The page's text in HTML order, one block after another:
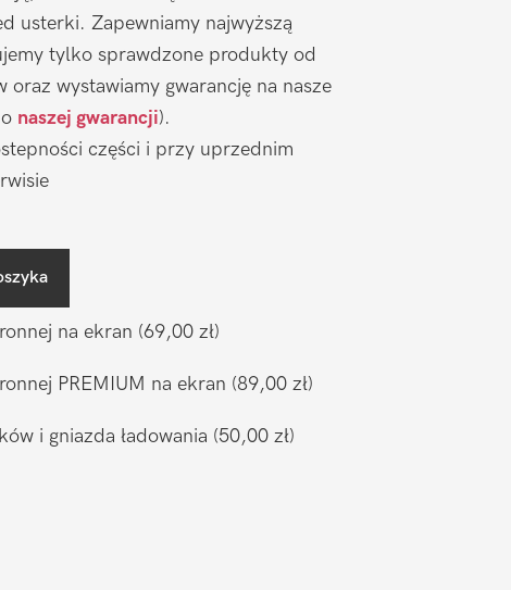
usterki. Zapewniamy najwyższą
tylko sprawdzone produkty od
oraz wystawiamy gwarancję na nasze
naszej gwarancji).
części i przy uprzednim
na ekran (69,00 zł)
PREMIUM na ekran (89,00 zł)
i gniazda ładowania (50,00 zł)